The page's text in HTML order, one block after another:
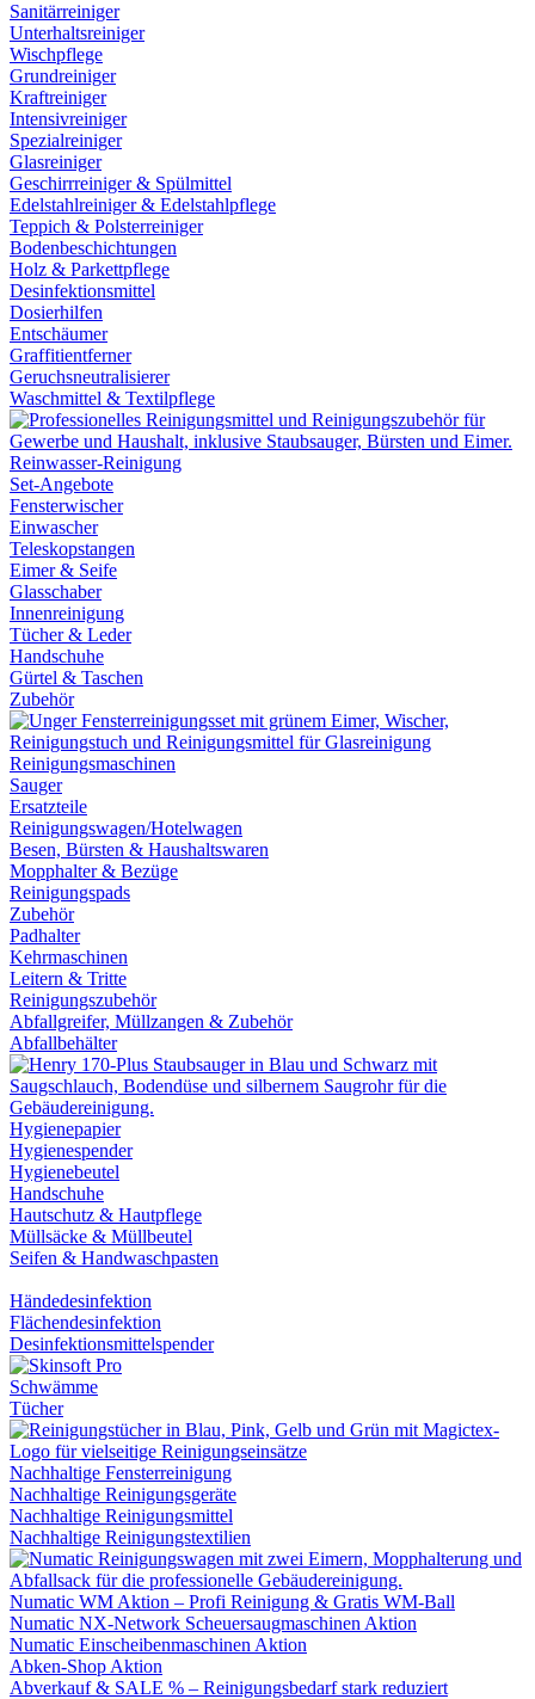
Sanitärreiniger
Unterhaltsreiniger
Wischpflege
Grundreiniger
Kraftreiniger
Intensivreiniger
Spezialreiniger
Glasreiniger
Geschirrreiniger & Spülmittel
Edelstahlreiniger & Edelstahlpflege
Teppich & Polsterreiniger
Bodenbeschichtungen
Holz & Parkettpflege
Desinfektionsmittel
Dosierhilfen
Entschäumer
Graffitientferner
Geruchsneutralisierer
Waschmittel & Textilpflege
Reinwasser-Reinigung
Set-Angebote
Fensterwischer
Einwascher
Teleskopstangen
Eimer & Seife
Glasschaber
Innenreinigung
Tücher & Leder
Handschuhe
Gürtel & Taschen
Zubehör
Reinigungsmaschinen
Sauger
Ersatzteile
Reinigungswagen/Hotelwagen
Besen, Bürsten & Haushaltswaren
Mopphalter & Bezüge
Reinigungspads
Zubehör
Padhalter
Kehrmaschinen
Leitern & Tritte
Reinigungszubehör
Abfallgreifer, Müllzangen & Zubehör
Abfallbehälter
Hygienepapier
Hygienespender
Hygienebeutel
Handschuhe
Hautschutz & Hautpflege
Müllsäcke & Müllbeutel
Seifen & Handwaschpasten
Händedesinfektion
Flächendesinfektion
Desinfektionsmittelspender
Schwämme
Tücher
Nachhaltige Fensterreinigung
Nachhaltige Reinigungsgeräte
Nachhaltige Reinigungsmittel
Nachhaltige Reinigungstextilien
Numatic WM Aktion – Profi Reinigung & Gratis WM-Ball
Numatic NX-Network Scheuersaugmaschinen Aktion
Numatic Einscheibenmaschinen Aktion
Abken-Shop Aktion
Abverkauf & SALE % – Reinigungsbedarf stark reduziert